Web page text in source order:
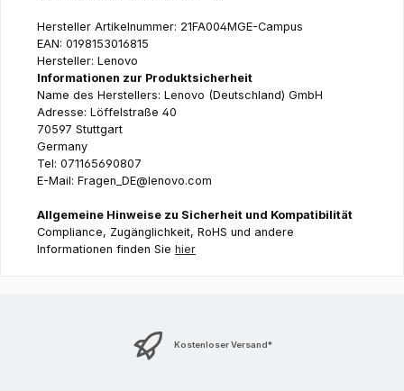
Hersteller Artikelnummer: 21FA004MGE-Campus
EAN: 0198153016815
Hersteller: Lenovo
Informationen zur Produktsicherheit
Name des Herstellers: Lenovo (Deutschland) GmbH
Adresse: Löffelstraße 40
70597 Stuttgart
Germany
Tel: 071165690807
E-Mail: Fragen_DE@lenovo.com
Allgemeine Hinweise zu Sicherheit und Kompatibilität
Compliance, Zugänglichkeit, RoHS und andere
Informationen finden Sie hier
Kostenloser Versand*